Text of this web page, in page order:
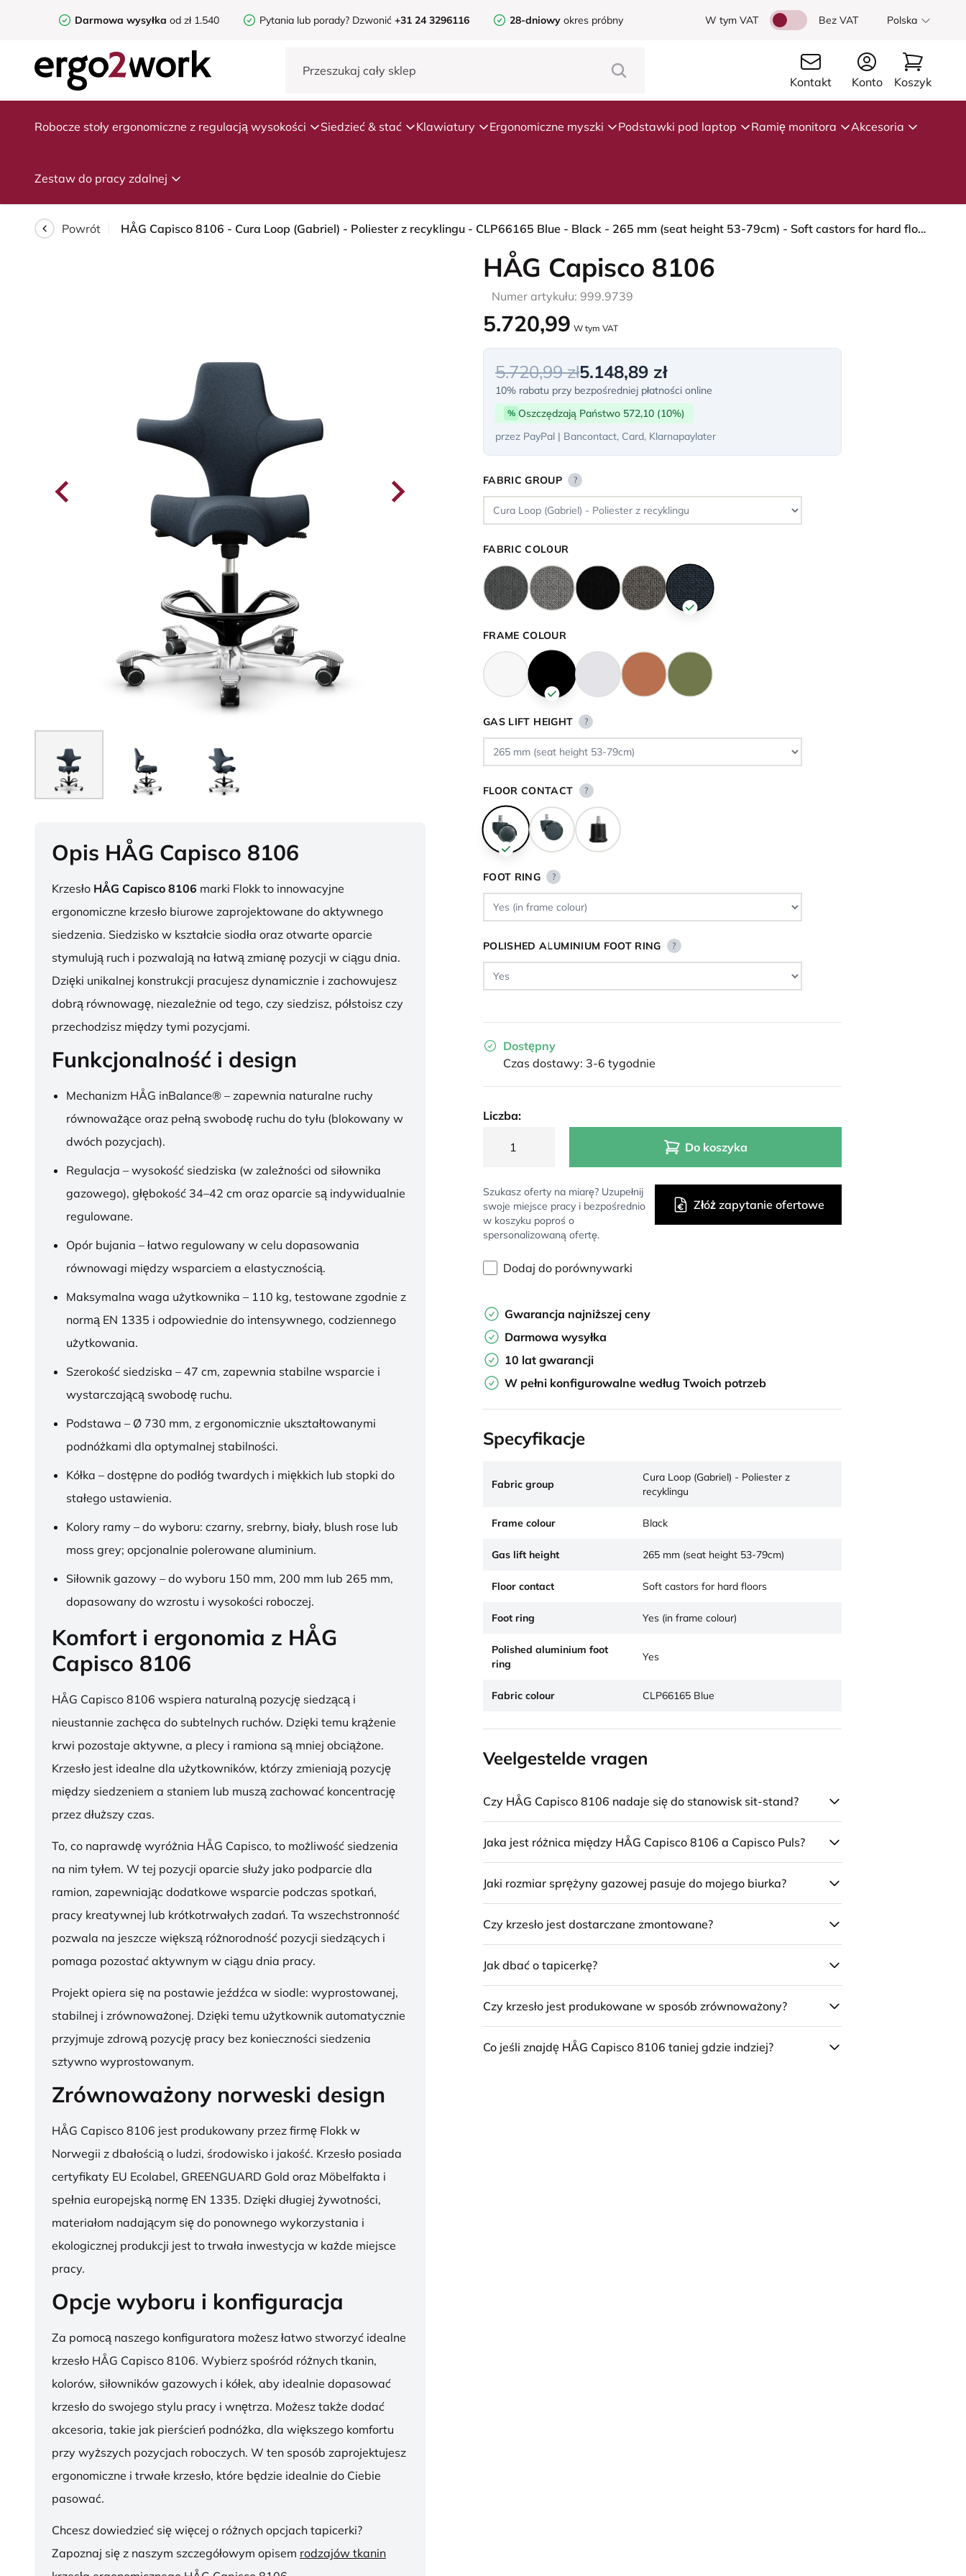
Darmowa wysyłka od zł 1.540 Pytania lub porady? Dzwonić +31 24 3296116 28-dniowy okres próbny W tym VAT Bez VAT Polska
Kontakt Konto Koszyk
Robocze stoły ergonomiczne z regulacją wysokości Siedzieć & stać Klawiatury Ergonomiczne myszki Podstawki pod laptop Ramię monitora Akcesoria
Zestaw do pracy zdalnej
Powrót HÅG Capisco 8106 - Cura Loop (Gabriel) - Poliester z recyklingu - CLP66165 Blue - Black - 265 mm (seat height 53-79cm) - Soft castors for hard floors
Opis HÅG Capisco 8106
Krzesło HÅG Capisco 8106 marki Flokk to innowacyjne
ergonomiczne krzesło biurowe zaprojektowane do aktywnego
siedzenia. Siedzisko w kształcie siodła oraz otwarte oparcie
stymulują ruch i pozwalają na łatwą zmianę pozycji w ciągu dnia.
Dzięki unikalnej konstrukcji pracujesz dynamicznie i zachowujesz
dobrą równowagę, niezależnie od tego, czy siedzisz, półstoisz czy
przechodzisz między tymi pozycjami.
Funkcjonalność i design
Mechanizm HÅG inBalance® – zapewnia naturalne ruchy
równoważące oraz pełną swobodę ruchu do tyłu (blokowany w
dwóch pozycjach).
Regulacja – wysokość siedziska (w zależności od siłownika
gazowego), głębokość 34–42 cm oraz oparcie są indywidualnie
regulowane.
Opór bujania – łatwo regulowany w celu dopasowania
równowagi między wsparciem a elastycznością.
Maksymalna waga użytkownika – 110 kg, testowane zgodnie z
normą EN 1335 i odpowiednie do intensywnego, codziennego
użytkowania.
Szerokość siedziska – 47 cm, zapewnia stabilne wsparcie i
wystarczającą swobodę ruchu.
Podstawa – Ø 730 mm, z ergonomicznie ukształtowanymi
podnóżkami dla optymalnej stabilności.
Kółka – dostępne do podłóg twardych i miękkich lub stopki do
stałego ustawienia.
Kolory ramy – do wyboru: czarny, srebrny, biały, blush rose lub
moss grey; opcjonalnie polerowane aluminium.
Siłownik gazowy – do wyboru 150 mm, 200 mm lub 265 mm,
dopasowany do wzrostu i wysokości roboczej.
Komfort i ergonomia z HÅG
Capisco 8106
HÅG Capisco 8106 wspiera naturalną pozycję siedzącą i
nieustannie zachęca do subtelnych ruchów. Dzięki temu krążenie
krwi pozostaje aktywne, a plecy i ramiona są mniej obciążone.
Krzesło jest idealne dla użytkowników, którzy zmieniają pozycję
między siedzeniem a staniem lub muszą zachować koncentrację
przez dłuższy czas.
To, co naprawdę wyróżnia HÅG Capisco, to możliwość siedzenia
na nim tyłem. W tej pozycji oparcie służy jako podparcie dla
ramion, zapewniając dodatkowe wsparcie podczas spotkań,
pracy kreatywnej lub krótkotrwałych zadań. Ta wszechstronność
pozwala na jeszcze większą różnorodność pozycji siedzących i
pomaga pozostać aktywnym w ciągu dnia pracy.
Projekt opiera się na postawie jeźdźca w siodle: wyprostowanej,
stabilnej i zrównoważonej. Dzięki temu użytkownik automatycznie
przyjmuje zdrową pozycję pracy bez konieczności siedzenia
sztywno wyprostowanym.
Zrównoważony norweski design
HÅG Capisco 8106 jest produkowany przez firmę Flokk w
Norwegii z dbałością o ludzi, środowisko i jakość. Krzesło posiada
certyfikaty EU Ecolabel, GREENGUARD Gold oraz Möbelfakta i
spełnia europejską normę EN 1335. Dzięki długiej żywotności,
materiałom nadającym się do ponownego wykorzystania i
ekologicznej produkcji jest to trwała inwestycja w każde miejsce
pracy.
Opcje wyboru i konfiguracja
Za pomocą naszego konfiguratora możesz łatwo stworzyć idealne
krzesło HÅG Capisco 8106. Wybierz spośród różnych tkanin,
kolorów, siłowników gazowych i kółek, aby idealnie dopasować
krzesło do swojego stylu pracy i wnętrza. Możesz także dodać
akcesoria, takie jak pierścień podnóżka, dla większego komfortu
przy wyższych pozycjach roboczych. W ten sposób zaprojektujesz
ergonomiczne i trwałe krzesło, które będzie idealnie do Ciebie
pasować.
Chcesz dowiedzieć się więcej o różnych opcjach tapicerki?
Zapoznaj się z naszym szczegółowym opisem rodzajów tkanin
HÅG Capisco 8106
Numer artykułu: 999.9739
5.720,99 W tym VAT
5.720,99 zł5.148,89 zł
10% rabatu przy bezpośredniej płatności online
% Oszczędzają Państwo 572,10 (10%)
przez PayPal | Bancontact, Card, Klarnapaylater
FABRIC GROUP ?
FABRIC COLOUR
FRAME COLOUR
GAS LIFT HEIGHT ?
FLOOR CONTACT ?
FOOT RING ?
POLISHED ALUMINIUM FOOT RING ?
Dostępny
Czas dostawy: 3-6 tygodnie
Liczba:
Do koszyka
Szukasz oferty na miarę? Uzupełnij
swoje miejsce pracy i bezpośrednio
w koszyku poproś o
spersonalizowaną ofertę.
Złóż zapytanie ofertowe
Dodaj do porównywarki
Gwarancja najniższej ceny
Darmowa wysyłka
10 lat gwarancji
W pełni konfigurowalne według Twoich potrzeb
Specyfikacje
Fabric group
Cura Loop (Gabriel) - Poliester z
recyklingu
Frame colour Black
Gas lift height 265 mm (seat height 53-79cm)
Floor contact Soft castors for hard floors
Foot ring Yes (in frame colour)
Polished aluminium foot
ring
Yes
Fabric colour CLP66165 Blue
Veelgestelde vragen
Czy HÅG Capisco 8106 nadaje się do stanowisk sit-stand?
Jaka jest różnica między HÅG Capisco 8106 a Capisco Puls?
Jaki rozmiar sprężyny gazowej pasuje do mojego biurka?
Czy krzesło jest dostarczane zmontowane?
Jak dbać o tapicerkę?
Czy krzesło jest produkowane w sposób zrównoważony?
Co jeśli znajdę HÅG Capisco 8106 taniej gdzie indziej?